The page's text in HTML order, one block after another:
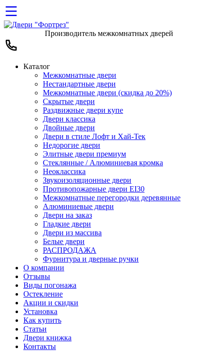
Производитель межкомнатных дверей
Каталог
Межкомнатные двери
Нестандартные двери
Межкомнатные двери (скидка до 20%)
Скрытые двери
Раздвижные двери купе
Двери классика
Двойные двери
Двери в стиле Лофт и Хай-Тек
Недорогие двери
Элитные двери премиум
Стеклянные / Алюминиевая кромка
Неоклассика
Звукоизоляционные двери
Противопожарные двери EI30
Межкомнатные перегородки деревянные
Алюминиевые двери
Двери на заказ
Гладкие двери
Двери из массива
Белые двери
РАСПРОДАЖА
Фурнитура и дверные ручки
О компании
Отзывы
Виды погонажа
Остекление
Акции и скидки
Установка
Как купить
Статьи
Двери книжка
Контакты